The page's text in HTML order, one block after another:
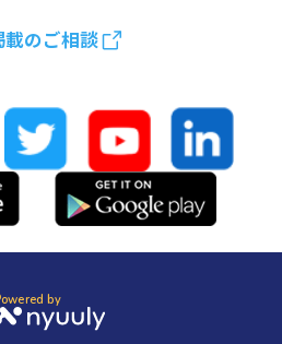
のご相談
by